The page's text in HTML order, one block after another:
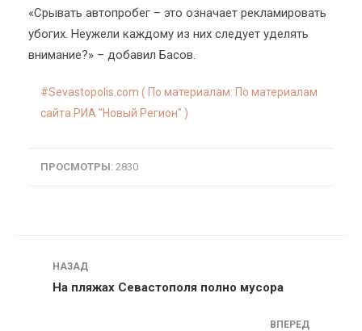
«Срывать автопробег – это означает рекламировать
убогих. Неужели каждому из них следует уделять
внимание?» – добавил Басов.
Sevastopolis.com ( По материалам: По материалам
сайта РИА "Новый Регион" )
ПРОСМОТРЫ: 2830
Навигация
НАЗАД
На пляжах Севастополя полно мусора
ВПЕРЕД